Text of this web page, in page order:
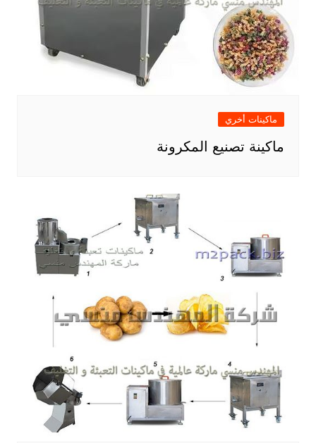
ماكينات أخري
ماكينة تصنيع المكرونة